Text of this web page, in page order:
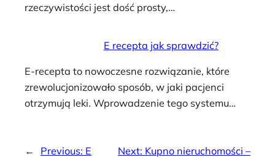
rzeczywistości jest dość prosty,…
E recepta jak sprawdzić?
E-recepta to nowoczesne rozwiązanie, które
zrewolucjonizowało sposób, w jaki pacjenci
otrzymują leki. Wprowadzenie tego systemu…
← Previous: E
Next: Kupno nieruchomości –